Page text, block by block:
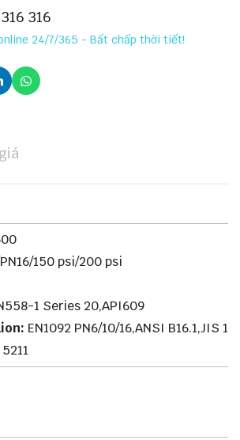
316
24/7/365 - Bất chấp thời tiết!
150 psi/200 psi
1 Series 20,API609
EN1092 PN6/10/16,ANSI B16.1,JIS